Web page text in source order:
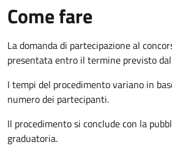
Come fare
La domanda di partecipazione al
presentata entro il termine previsto
I tempi del procedimento variano in
numero dei partecipanti.
Il procedimento si conclude con la
graduatoria.